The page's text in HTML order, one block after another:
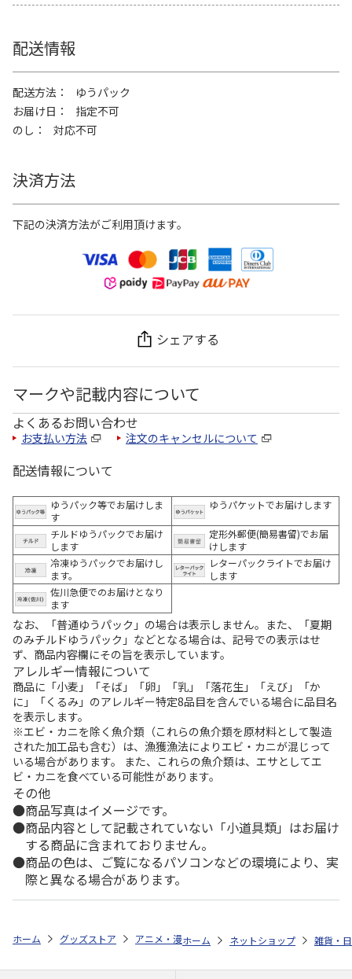
配送情報
配送方法
ゆうパック
お届け日
指定不可
のし
対応不可
決済方法
下記の決済方法がご利用頂けます。
シェアする
マークや記載内容について
よくあるお問い合わせ
お支払い方法 注文のキャンセルについて
配送情報について
ゆうパック等でお届けしま
す
ゆうパケットでお届けします
チルドゆうパックでお届け
します
定形外郵便(簡易書留)でお届
けします
冷凍ゆうパックでお届けし
ます。
レターパックライトでお届け
します
佐川急便でのお届けとなり
ます
なお、「普通ゆうパック」の場合は表示しません。また、「夏期
のみチルドゆうパック」などとなる場合は、記号での表示はせ
ず、商品内容欄にその旨を表示しています。
アレルギー情報について
商品に「小麦」「そば」「卵」「乳」「落花生」「えび」「か
に」「くるみ」のアレルギー特定8品目を含んでいる場合に品目名
を表示します。
※エビ・カニを除く魚介類（これらの魚介類を原材料として製造
された加工品も含む）は、漁獲漁法によりエビ・カニが混じって
いる場合があります。 また、これらの魚介類は、エサとしてエ
ビ・カニを食べている可能性があります。
その他
商品写真はイメージです。
商品内容として記載されていない「小道具類」はお届け
する商品に含まれておりません。
商品の色は、ご覧になるパソコンなどの環境により、実
際と異なる場合があります。
ホーム グッズストア アニメ・漫画 ゲゲゲの鬼太郎
ホーム ネットショップ 雑貨・